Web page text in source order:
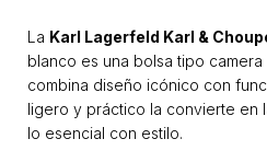
La Karl Lagerfeld Karl &
blanco es una bolsa tipo
combina diseño icónico con
ligero y práctico la convierte en
lo esencial con estilo.